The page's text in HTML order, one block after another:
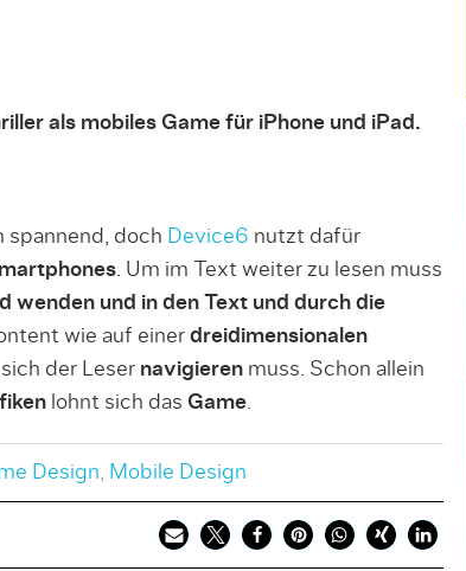
als mobiles Game für iPhone und iPad.
doch Device6 nutzt dafür
. Um im Text weiter zu lesen muss
wenden und in den Text und durch die
wie auf einer dreidimensionalen
der Leser navigierenmuss. Schon allein
lohnt sich das Game.
Design, Mobile Design